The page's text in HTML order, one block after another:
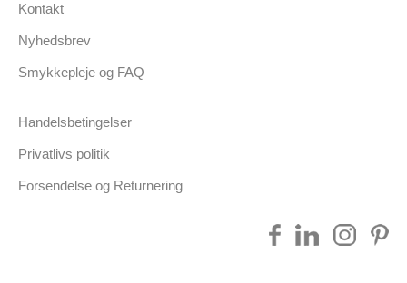
Kontakt
Nyhedsbrev
Smykkepleje og FAQ
Handelsbetingelser
Privatlivs politik
Forsendelse og Returnering